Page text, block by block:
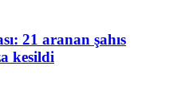
21 aranan şahıs
kesildi